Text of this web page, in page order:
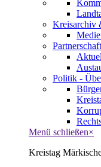
Kreisarchiv
Politik -
Menü schließen×
Kreistag